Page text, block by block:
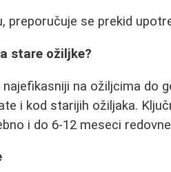
preporučuje se prekid
stare ožiljke?
na ožiljcima do
i kod starijih ožiljaka.
i do 6-12 meseci